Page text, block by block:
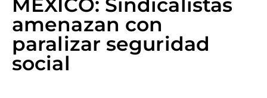
MEXICO: Sindicalistas
amenazan con
paralizar seguridad
social